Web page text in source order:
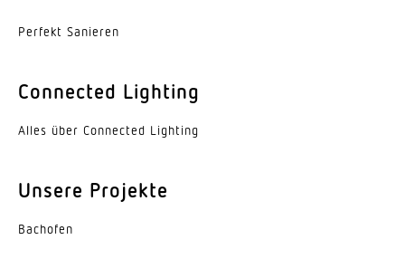
Mechanische Skalierbarkeit
Nein
Ø 5.5 m (24 m²)
Reichweite Tangential
Reichweite Präsenz
Ø 7.5 m (44 m²)
Perfekt Sanieren
Connected Lighting
Alles über Connected Lighting
Unsere Projekte
Bachofen